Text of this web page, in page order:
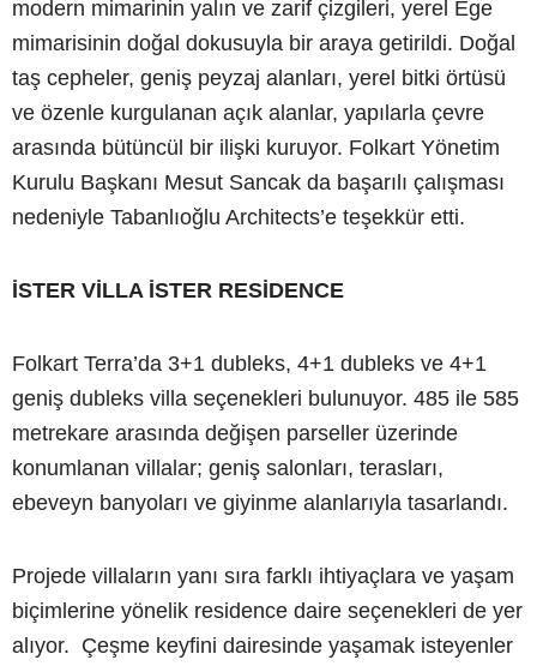
modern mimarinin yalın ve zarif çizgileri, yerel Ege
mimarisinin doğal dokusuyla bir araya getirildi. Doğal
taş cepheler, geniş peyzaj alanları, yerel bitki örtüsü
ve özenle kurgulanan açık alanlar, yapılarla çevre
arasında bütüncül bir ilişki kuruyor. Folkart Yönetim
Kurulu Başkanı Mesut Sancak da başarılı çalışması
nedeniyle Tabanlıoğlu Architects’e teşekkür etti.
İSTER VİLLA İSTER RESİDENCE
Folkart Terra’da 3+1 dubleks, 4+1 dubleks ve 4+1
geniş dubleks villa seçenekleri bulunuyor. 485 ile 585
metrekare arasında değişen parseller üzerinde
konumlanan villalar; geniş salonları, terasları,
ebeveyn banyoları ve giyinme alanlarıyla tasarlandı.
Projede villaların yanı sıra farklı ihtiyaçlara ve yaşam
biçimlerine yönelik residence daire seçenekleri de yer
alıyor. Çeşme keyfini dairesinde yaşamak isteyenler